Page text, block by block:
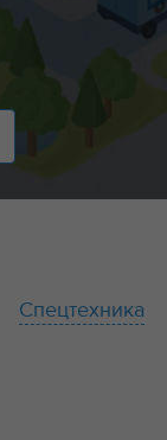
Спецтехника